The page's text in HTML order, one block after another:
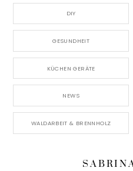
DIY
GESUNDHEIT
KÜCHEN GERÄTE
NEWS
WALDARBEIT & BRENNHOLZ